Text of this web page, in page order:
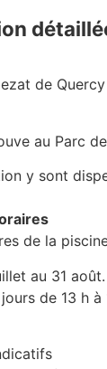
de
au Parc
y sont
de la
au 31 août.
de 13 h